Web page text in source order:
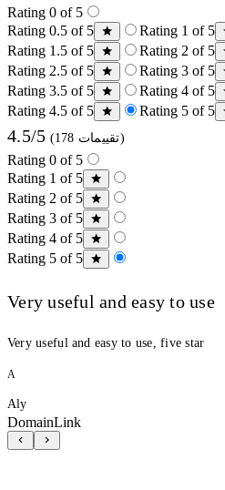
Rating 0 of 5
Rating 0.5 of 5
Rating 1 of 5
Rating 1.5 of 5
Rating 2 of 5
Rating 2.5 of 5
Rating 3 of 5
Rating 3.5 of 5
Rating 4 of 5
Rating 4.5 of 5
Rating 5 of 5
4.5/5 (178 تقييمات)
Rating 0 of 5
Rating 1 of 5
Rating 2 of 5
Rating 3 of 5
Rating 4 of 5
Rating 5 of 5
Very useful and easy to use
Very useful and easy to use, five star
A
Aly
DomainLink